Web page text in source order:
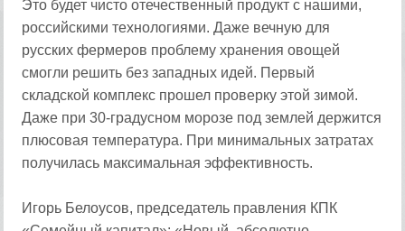
Это будет чисто отечественный продукт с нашими,
российскими технологиями. Даже вечную для
русских фермеров проблему хранения овощей
смогли решить без западных идей. Первый
складской комплекс прошел проверку этой зимой.
Даже при 30-градусном морозе под землей держится
плюсовая температура. При минимальных затратах
получилась максимальная эффективность.
Игорь Белоусов, председатель правления КПК